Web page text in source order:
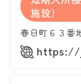
施設）
春日町６３番
https://